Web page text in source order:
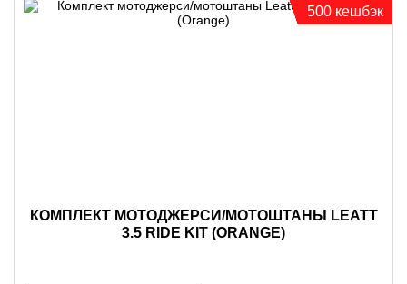
КОМПЛЕКТ МОТОДЖЕРСИ/МОТОШТАНЫ LEATT
3.5 RIDE KIT (ORANGE)
500 кешбэк